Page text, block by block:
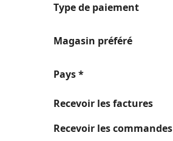
Type de paiement
Magasin préféré
Pays *
Recevoir les factures
Recevoir les commandes